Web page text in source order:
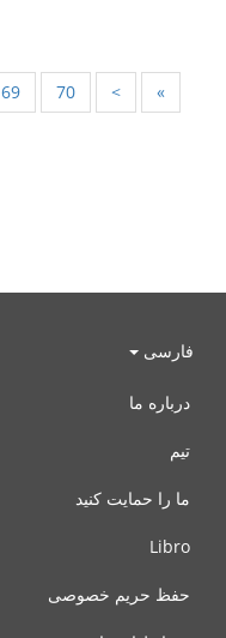
69 70 > »
فارسی
درباره ما
تیم
ما را حمایت کنید
Libro
حفظ حریم خصوصی